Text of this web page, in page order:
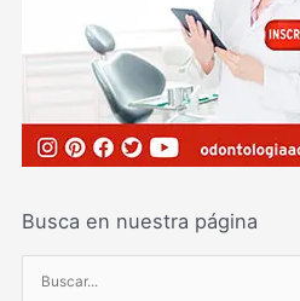
Busca en nuestra página